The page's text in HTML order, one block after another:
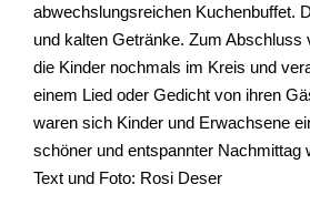
abwechslungsreichen Kuchenbuffet.
und kalten Getränke. Zum
die Kinder nochmals im Kreis und
einem Lied oder Gedicht von ihren
waren sich Kinder und Erwachsene
schöner und entspannter Nachmittag
Text und Foto: Rosi Deser